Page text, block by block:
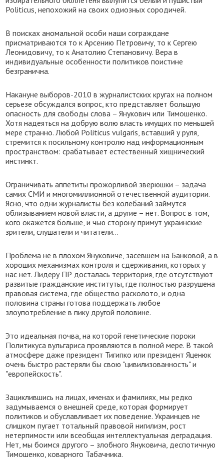
Politicus, непохожий на своих одиозных сородичей.
В поисках аномальной особи наши сограждане
присматриваются то к Арсению Петровичу, то к Сергею
Леонидовичу, то к Анатолию Степановичу. Вера в
индивидуальные особенности политиков поистине
безгранична.
Накануне выборов-2010 в журналистских кругах на полном
серьезе обсуждался вопрос, кто представляет большую
опасность для свободы слова – Янукович или Тимошенко.
Хотя надеяться на добрую волю власть имущих по меньшей
мере странно. Любой Politicus vulgaris, вставший у руля,
стремится к посильному контролю над информационным
пространством: срабатывает естественный хищнический
инстинкт.
Ограничивать аппетиты прожорливой зверюшки – задача
самих СМИ и многомиллионной отечественной аудитории.
Ясно, что одни журналисты без колебаний займутся
облизыванием новой власти, а другие – нет. Вопрос в том,
кого окажется больше, и чью сторону примут украинские
зрители, слушатели и читатели…
Проблема не в плохом Януковиче, засевшем на Банковой, а в
хороших механизмах контроля и сдерживания, которых у
нас нет. Лидеру ПР досталась территория, где отсутствуют
развитые гражданские институты, где полностью разрушена
правовая система, где общество расколото, и одна
половина страны готова поддержать любое
злоупотребление в пику другой половине.
Это идеальная почва, на которой генетические пороки
Политикуса вульгариса проявляются в полной мере. В такой
атмосфере даже президент Тигипко или президент Яценюк
очень быстро растеряли бы свою "цивилизованность" и
"европейскость".
Зациклившись на лицах, именах и фамилиях, мы редко
задумываемся о внешней среде, которая формирует
политиков и обуславливает их поведение. Украинцев не
слишком пугает тотальный правовой нигилизм, рост
нетерпимости или всеобщая интеллектуальная деградация.
Нет, мы боимся другого – злобного Януковича, деспотичную
Тимошенко, коварного Табачника.